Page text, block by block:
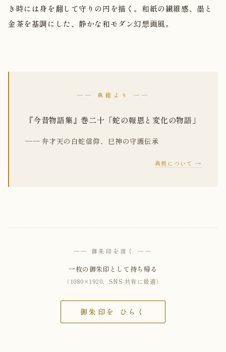
き時には身を翻して守りの円を描く。和紙の繊維感、墨と
金茶を基調にした、静かな和モダン幻想画風。
── 典籍より ──
『今昔物語集』巻二十「蛇の報恩と変化の物語」
── 弁才天の白蛇信仰、巳神の守護伝承
典拠について →
── 御朱印を頂く ──
一枚の御朱印として持ち帰る
（1080×1920、SNS 共有に最適）
御朱印を ひらく